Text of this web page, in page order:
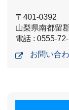
〒401-0392
山梨県南都留
電話 : 0555-
お問い合